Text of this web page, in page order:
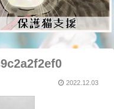
2022.12.03